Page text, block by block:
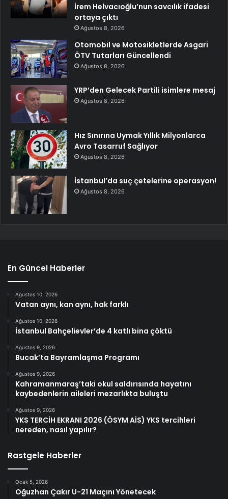
İrem Helvacıoğlu’nun savcılık ifadesi
ortaya çıktı
Ağustos 8, 2026
Otomobil ve Motosikletlerde Asgari
ÖTV Tutarları Güncellendi
Ağustos 8, 2026
YRP’den Gelecek Partili isimlere mesaj
Ağustos 8, 2026
Hız Sınırına Uymak Yıllık Milyonlarca
Avro Tasarruf Sağlıyor
Ağustos 8, 2026
İstanbul’da suç çetelerine operasyon!
Ağustos 8, 2026
En Güncel Haberler
Ağustos 10, 2026
Vatan aynı, kan aynı, hak farklı
Ağustos 10, 2026
İstanbul Bahçelievler’de 4 katlı bina çöktü
Ağustos 9, 2026
Bucak’ta Bayramlaşma Programı
Ağustos 9, 2026
Kahramanmaraş’taki okul saldırısında hayatını
kaybedenlerin aileleri mezarlıkta buluştu
Ağustos 9, 2026
YKS TERCİH EKRANI 2026 (ÖSYM AİS) YKS tercihleri
nereden, nasıl yapılır?
Rastgele Haberler
Ocak 5, 2026
Oğuzhan Çakır U-21 Maçını Yönetecek